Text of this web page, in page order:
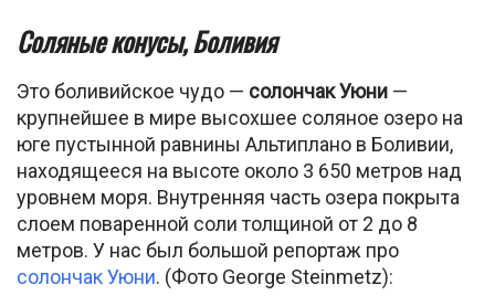
Соляные конусы, Боливия
Это боливийское чудо — солончак Уюни —
крупнейшее в мире высохшее соляное озеро на
юге пустынной равнины Альтиплано в Боливии,
находящееся на высоте около 3 650 метров над
уровнем моря. Внутренняя часть озера покрыта
слоем поваренной соли толщиной от 2 до 8
метров. У нас был большой репортаж про
солончак Уюни. (Фото George Steinmetz):